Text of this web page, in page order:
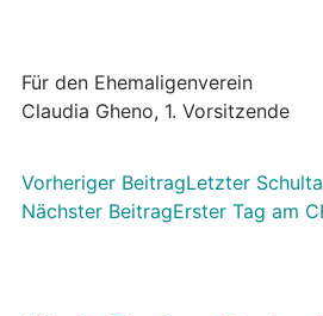
Für den Ehemaligenverein
Claudia Gheno, 1. Vorsitzende
Vorheriger BeitragLetzter
Nächster BeitragErster Tag am